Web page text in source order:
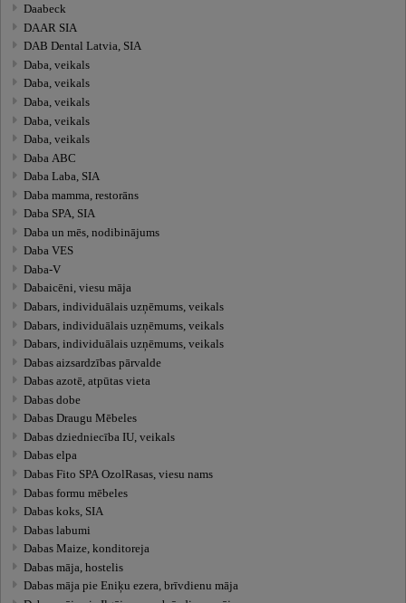
Daabeck
DAAR SIA
DAB Dental Latvia, SIA
Daba, veikals
Daba, veikals
Daba, veikals
Daba, veikals
Daba, veikals
Daba ABC
Daba Laba, SIA
Daba mamma, restorāns
Daba SPA, SIA
Daba un mēs, nodibinājums
Daba VES
Daba-V
Dabaicēni, viesu māja
Dabars, individuālais uzņēmums, veikals
Dabars, individuālais uzņēmums, veikals
Dabars, individuālais uzņēmums, veikals
Dabas aizsardzības pārvalde
Dabas azotē, atpūtas vieta
Dabas dobe
Dabas Draugu Mēbeles
Dabas dziedniecība IU, veikals
Dabas elpa
Dabas Fito SPA OzolRasas, viesu nams
Dabas formu mēbeles
Dabas koks, SIA
Dabas labumi
Dabas Maize, konditoreja
Dabas māja, hostelis
Dabas māja pie Eniķu ezera, brīvdienu māja